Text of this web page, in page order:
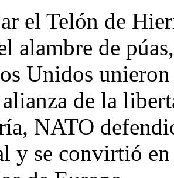
el Telón de
alambre de
Unidos
de la
NATO
y se convirtió